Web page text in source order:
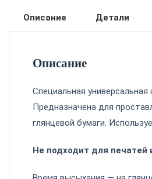
Описание Детали
Описание
Специальная
Предназначена для
глянцевой бумаги.
Не подходит для